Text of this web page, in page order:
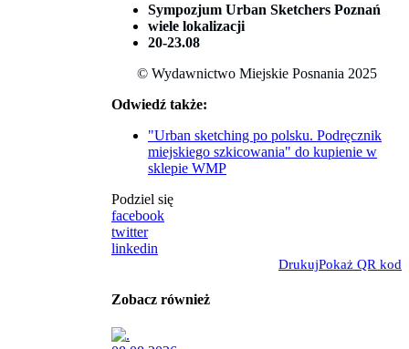
Sympozjum Urban Sketchers Poznań
wiele lokalizacji
20-23.08
© Wydawnictwo Miejskie Posnania 2025
Odwiedź także:
"Urban sketching po polsku. Podręcznik
miejskiego szkicowania" do kupienie w
sklepie WMP
Podziel się
facebook
twitter
linkedin
DrukujPokaż QR kod
Zobacz również